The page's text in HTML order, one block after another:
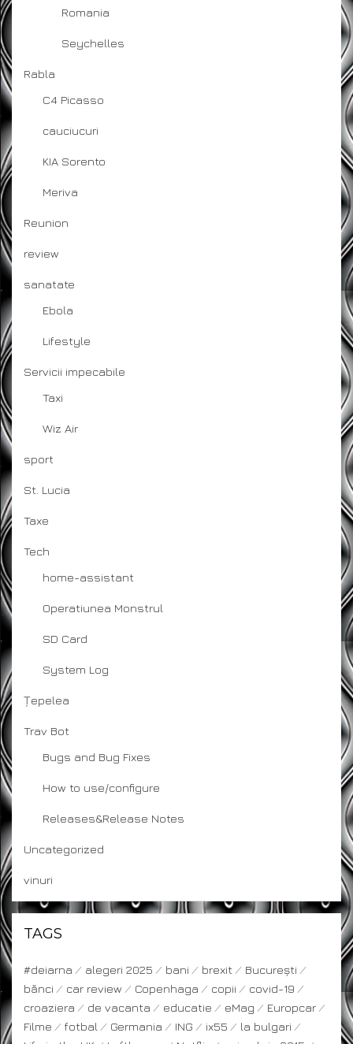
Romania
Seychelles
Rabla
C4 Picasso
cauciucuri
KIA Sorento
Meriva
Reunion
review
sanatate
Ebola
Lifestyle
Servicii impecabile
Taxi
Wiz Air
sport
St. Lucia
Taxe
Tech
home-assistant
Operatiunea Monstrul
SD Card
System Log
Țepelea
Trav Bot
Bugs and Bug Fixes
How to use/configure
Releases&Release Notes
Uncategorized
vinuri
TAGS
#deiarna alegeri 2025 bani brexit
București
bănci
car review Copenhaga copii
covid-19
croaziera
de vacanta educatie eMag
Europcar
Filme
fotbal Germania ING ix55
la bulgari